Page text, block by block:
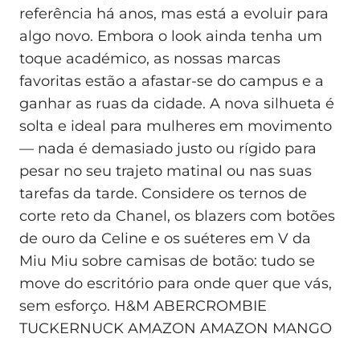
referência há anos, mas está a evoluir para
algo novo. Embora o look ainda tenha um
toque académico, as nossas marcas
favoritas estão a afastar-se do campus e a
ganhar as ruas da cidade. A nova silhueta é
solta e ideal para mulheres em movimento
— nada é demasiado justo ou rígido para
pesar no seu trajeto matinal ou nas suas
tarefas da tarde. Considere os ternos de
corte reto da Chanel, os blazers com botões
de ouro da Celine e os suéteres em V da
Miu Miu sobre camisas de botão: tudo se
move do escritório para onde quer que vás,
sem esforço. H&M ABERCROMBIE
TUCKERNUCK AMAZON AMAZON MANGO